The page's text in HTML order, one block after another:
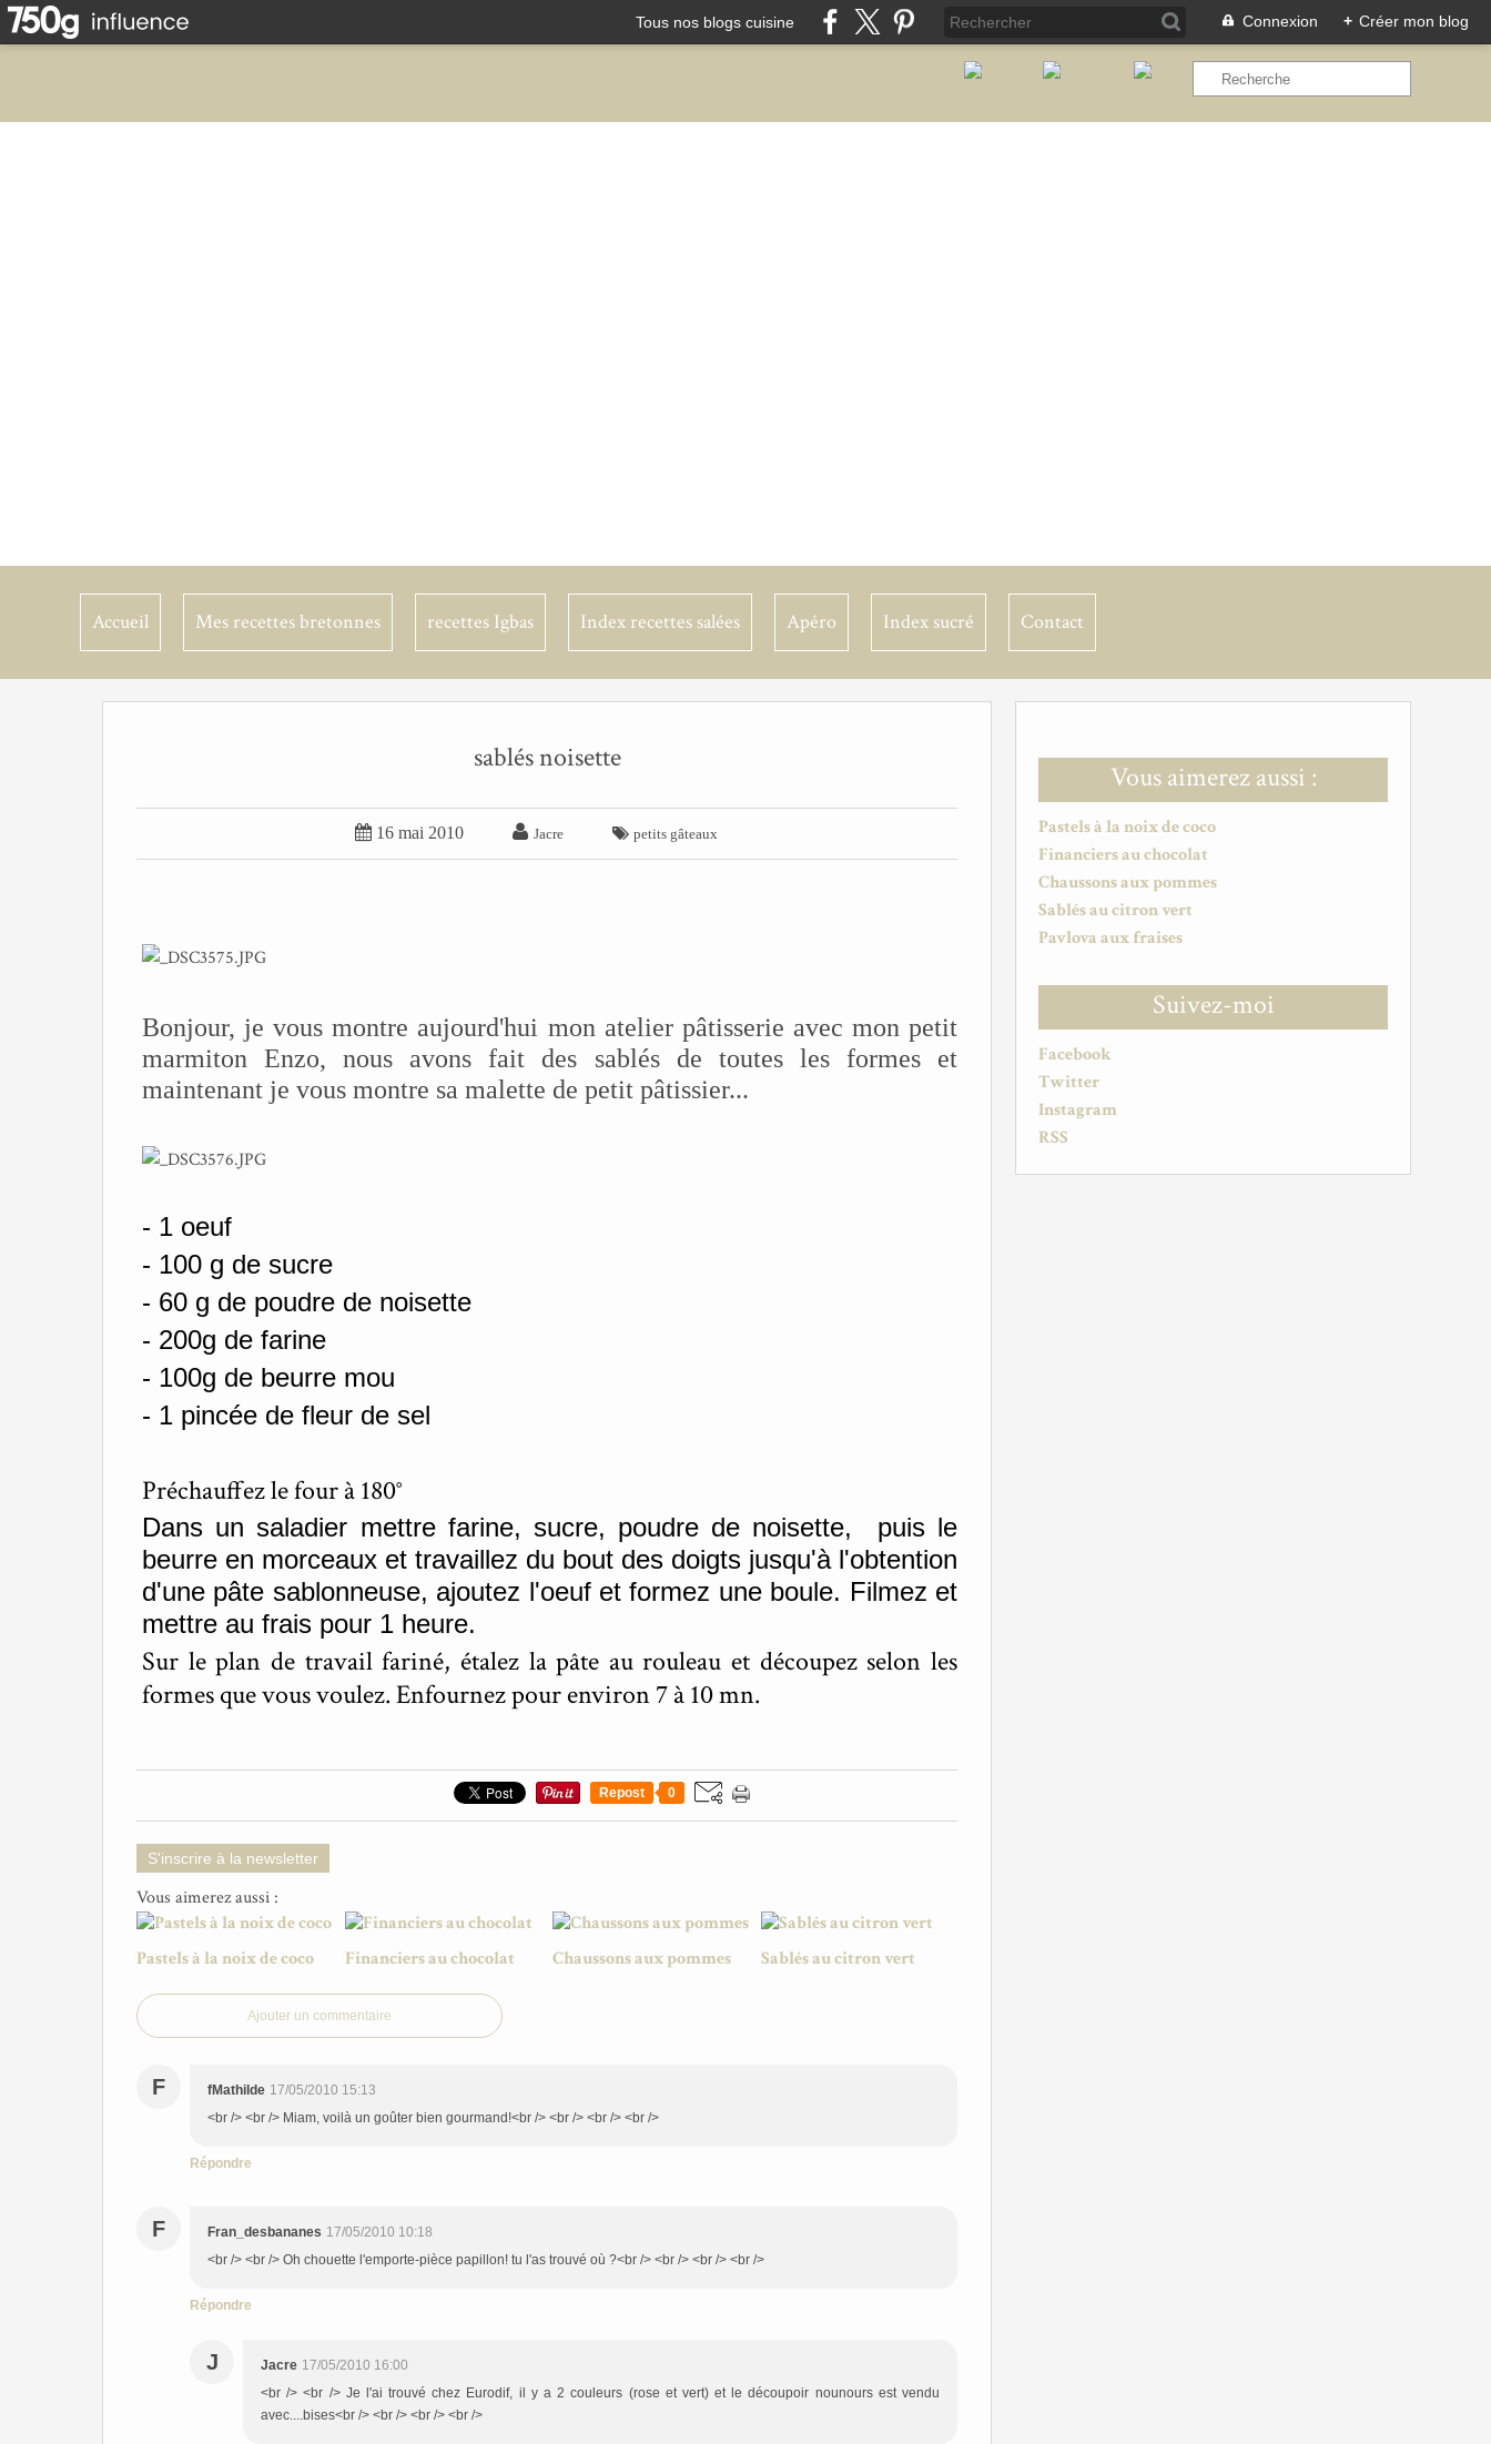
Tous nos blogs cuisine Connexion + Créer mon blog
Accueil Mes recettes bretonnes recettes Igbas Index recettes salées Apéro Index sucré Contact
Vous aimerez aussi :
Pastels à la noix de coco
Financiers au chocolat
Chaussons aux pommes
Sablés au citron vert
Pavlova aux fraises
Suivez-moi
Facebook
Twitter
Instagram
RSS
sablés noisette
 16 mai 2010  Jacre  petits gâteaux
Bonjour, je vous montre aujourd'hui mon atelier pâtisserie avec mon petit
marmiton Enzo, nous avons fait des sablés de toutes les formes et
maintenant je vous montre sa malette de petit pâtissier...
- 1 oeuf
- 100 g de sucre
- 60 g de poudre de noisette
- 200g de farine
- 100g de beurre mou
- 1 pincée de fleur de sel
Préchauffez le four à 180°
Dans un saladier mettre farine, sucre, poudre de noisette, puis le
beurre en morceaux et travaillez du bout des doigts jusqu'à l'obtention
d'une pâte sablonneuse, ajoutez l'oeuf et formez une boule. Filmez et
mettre au frais pour 1 heure.
Sur le plan de travail fariné, étalez la pâte au rouleau et découpez selon les
formes que vous voulez. Enfournez pour environ 7 à 10 mn.
Repost 0
S'inscrire à la newsletter
Vous aimerez aussi :
Pastels à la noix de coco Financiers au chocolat Chaussons aux pommes Sablés au citron vert
Ajouter un commentaire
F fMathilde 17/05/2010 15:13
<br /> <br /> Miam, voilà un goûter bien gourmand!<br /> <br /> <br /> <br />
Répondre
F Fran_desbananes 17/05/2010 10:18
<br /> <br /> Oh chouette l'emporte-pièce papillon! tu l'as trouvé où ?<br /> <br /> <br /> <br />
Répondre
J Jacre 17/05/2010 16:00
<br /> <br /> Je l'ai trouvé chez Eurodif, il y a 2 couleurs (rose et vert) et le découpoir nounours est vendu
avec....bises<br /> <br /> <br /> <br />